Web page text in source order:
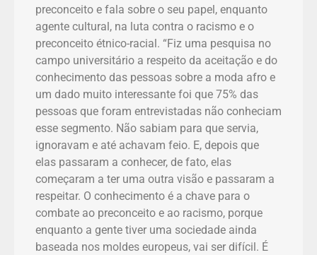
preconceito e fala sobre o seu papel, enquanto
agente cultural, na luta contra o racismo e o
preconceito étnico-racial. “Fiz uma pesquisa no
campo universitário a respeito da aceitação e do
conhecimento das pessoas sobre a moda afro e
um dado muito interessante foi que 75% das
pessoas que foram entrevistadas não conheciam
esse segmento. Não sabiam para que servia,
ignoravam e até achavam feio. E, depois que
elas passaram a conhecer, de fato, elas
começaram a ter uma outra visão e passaram a
respeitar. O conhecimento é a chave para o
combate ao preconceito e ao racismo, porque
enquanto a gente tiver uma sociedade ainda
baseada nos moldes europeus, vai ser difícil. É